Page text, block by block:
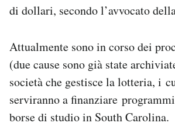
di dollari, secondo l’avvocato
Attualmente sono in corso dei
(due cause sono già state
società che gestisce la lotteria, i
serviranno a finanziare
borse di studio in South Carolina.